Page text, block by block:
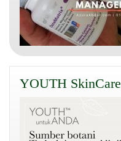
YOUTH SkinCare